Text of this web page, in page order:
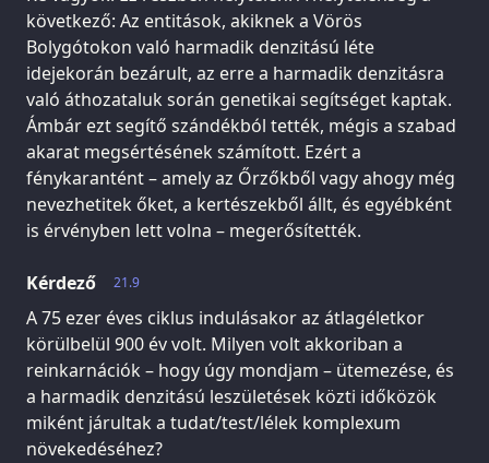
következő: Az entitások, akiknek a Vörös
Bolygótokon való harmadik denzitású léte
idejekorán bezárult, az erre a harmadik denzitásra
való áthozataluk során genetikai segítséget kaptak.
Ámbár ezt segítő szándékból tették, mégis a szabad
akarat megsértésének számított. Ezért a
fénykarantént – amely az Őrzőkből vagy ahogy még
nevezhetitek őket, a kertészekből állt, és egyébként
is érvényben lett volna – megerősítették.
21.9
Kérdező
A 75 ezer éves ciklus indulásakor az átlagéletkor
körülbelül 900 év volt. Milyen volt akkoriban a
reinkarnációk – hogy úgy mondjam – ütemezése, és
a harmadik denzitású leszületések közti időközök
miként járultak a tudat/test/lélek komplexum
növekedéséhez?